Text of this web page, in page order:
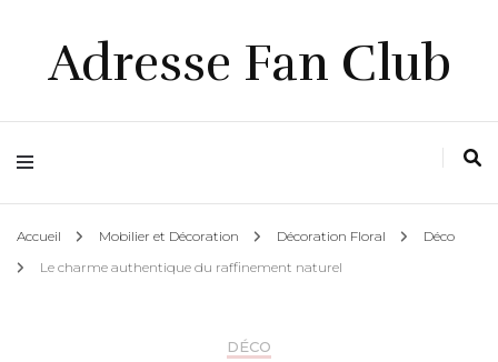
Adresse Fan Club
Accueil Mobilier et Décoration Décoration Floral
Déco
Le charme authentique du raffinement naturel
DÉCO